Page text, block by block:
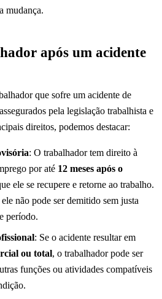
mudança.
após um acidente
que sofre um acidente de
pela legislação trabalhista e
direitos, podemos destacar:
: O trabalhador tem direito à
por até 12 meses após o
ele se recupere e retorne ao trabalho.
não pode ser demitido sem justa
período.
: Se o acidente resultar em
ou total, o trabalhador pode ser
funções ou atividades compatíveis